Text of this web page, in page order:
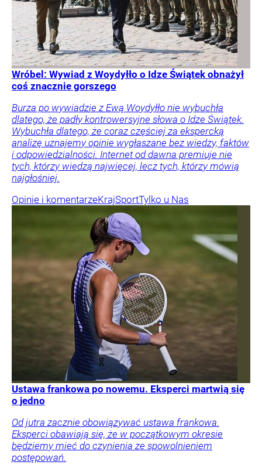
Wróbel: Wywiad z Woydyłło o Idze Świątek obnażył
coś znacznie gorszego
Burza po wywiadzie z Ewą Woydyłło nie wybuchła
dlatego, że padły kontrowersyjne słowa o Idze Świątek.
Wybuchła dlatego, że coraz częściej za ekspercką
analizę uznajemy opinie wygłaszane bez wiedzy, faktów
i odpowiedzialności. Internet od dawna premiuje nie
tych, którzy wiedzą najwięcej, lecz tych, którzy mówią
najgłośniej.
Opinie i komentarzeKrajSportTylko u Nas
Ustawa frankowa po nowemu. Eksperci martwią się
o jedno
Od jutra zacznie obowiązywać ustawa frankowa.
Eksperci obawiają się, że w początkowym okresie
będziemy mieć do czynienia ze spowolnieniem
postępowań.